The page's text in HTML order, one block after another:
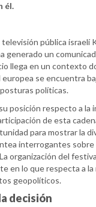
él.
pública israelí
generado un
llega en un contexto
se encuentra
políticas.
posición respecto a la
de esta
para mostrar la
interrogantes sobre
organización del
en lo que respecta a
geopolíticos.
decisión